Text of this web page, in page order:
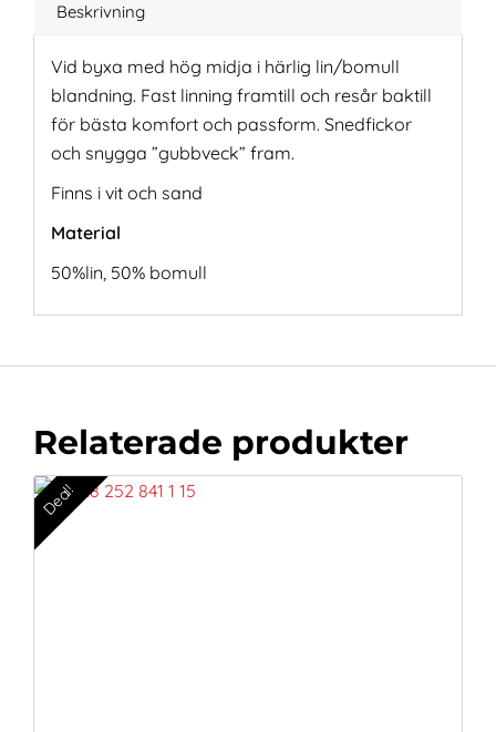
Beskrivning
Vid byxa med hög midja i härlig lin/bomull
blandning. Fast linning framtill och resår baktill
för bästa komfort och passform. Snedfickor
och snygga ”gubbveck” fram.
Finns i vit och sand
Material
50%lin, 50% bomull
Relaterade produkter
Deal!